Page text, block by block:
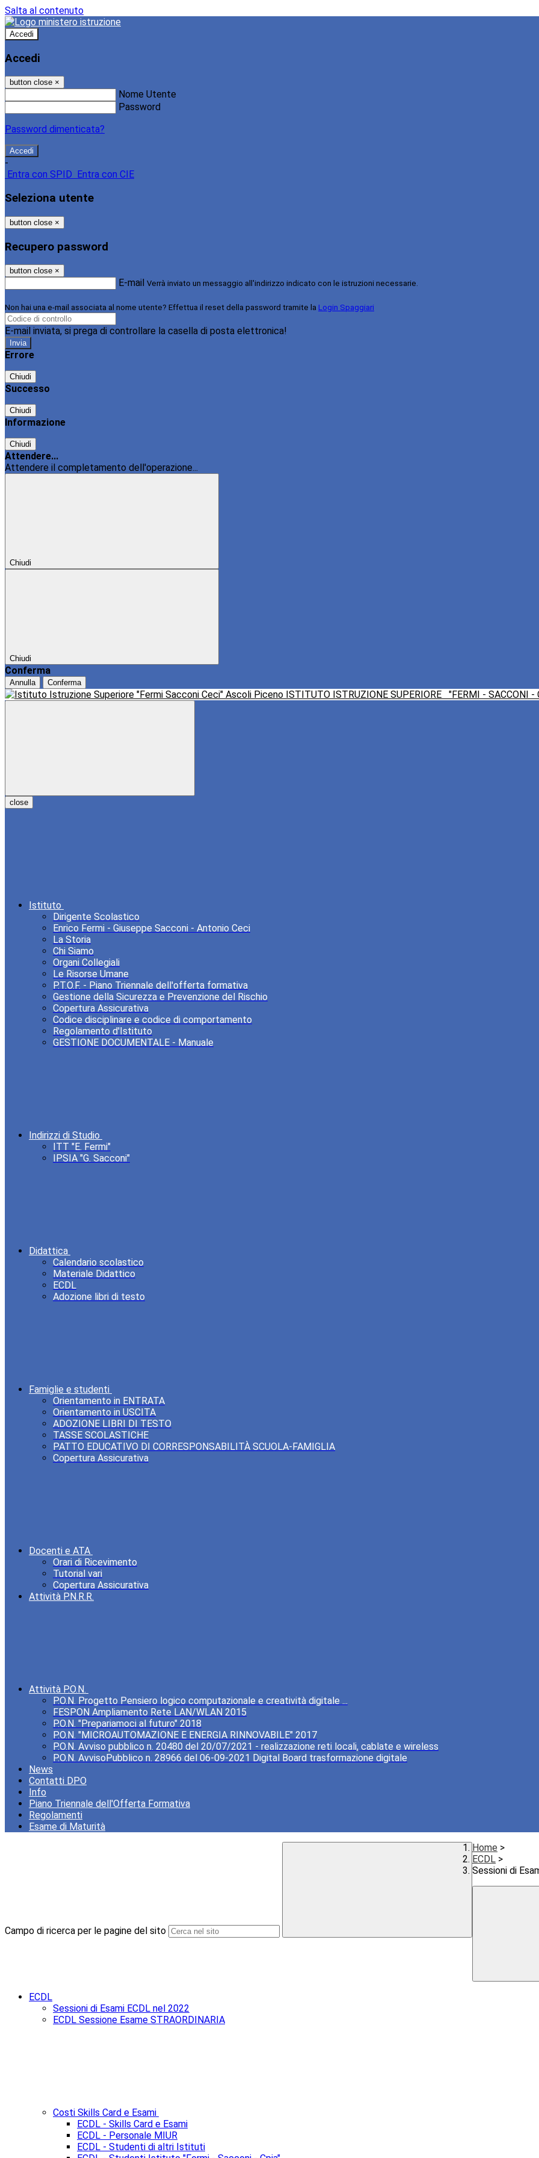
Salta al contenuto
Accedi
Accedi
button close ×
Nome Utente
Password
Password dimenticata?
-
Entra con SPID
Entra con CIE
Seleziona utente
button close ×
Recupero password
button close ×
E-mail Verrà inviato un messaggio all'indirizzo indicato con le istruzioni necessarie.
Non hai una e-mail associata al nome utente? Effettua il reset della password tramite la Login Spaggiari
E-mail inviata, si prega di controllare la casella di posta elettronica!
Errore
Chiudi
Successo
Chiudi
Informazione
Chiudi
Attendere...
Attendere il completamento dell'operazione...
Chiudi
Chiudi
Conferma
Annulla Conferma
ISTITUTO ISTRUZIONE SUPERIORE "FERMI - SACCONI -
close
Istituto
Dirigente Scolastico
Enrico Fermi - Giuseppe Sacconi - Antonio Ceci
La Storia
Chi Siamo
Organi Collegiali
Le Risorse Umane
P.T.O.F. - Piano Triennale dell'offerta formativa
Gestione della Sicurezza e Prevenzione del Rischio
Copertura Assicurativa
Codice disciplinare e codice di comportamento
Regolamento d'Istituto
GESTIONE DOCUMENTALE - Manuale
Indirizzi di Studio
ITT "E. Fermi"
IPSIA "G. Sacconi"
Didattica
Calendario scolastico
Materiale Didattico
ECDL
Adozione libri di testo
Famiglie e studenti
Orientamento in ENTRATA
Orientamento in USCITA
ADOZIONE LIBRI DI TESTO
TASSE SCOLASTICHE
PATTO EDUCATIVO DI CORRESPONSABILITÀ SCUOLA-FAMIGLIA
Copertura Assicurativa
Docenti e ATA
Orari di Ricevimento
Tutorial vari
Copertura Assicurativa
Attività P.N.R.R.
Attività P.O.N.
P.O.N. Progetto Pensiero logico computazionale e creatività digitale ...
FESPON Ampliamento Rete LAN/WLAN 2015
P.O.N. "Prepariamoci al futuro" 2018
P.O.N. "MICROAUTOMAZIONE E ENERGIA RINNOVABILE" 2017
P.O.N. Avviso pubblico n. 20480 del 20/07/2021 - realizzazione reti locali, cablate e wireless
P.O.N. AvvisoPubblico n. 28966 del 06-09-2021 Digital Board trasformazione digitale
News
Contatti DPO
Info
Piano Triennale dell'Offerta Formativa
Regolamenti
Esame di Maturità
Campo di ricerca per le pagine del sito
Home >
ECDL >
Sessioni di
ECDL
Sessioni di Esami ECDL nel 2022
ECDL Sessione Esame STRAORDINARIA
Costi Skills Card e Esami
ECDL - Skills Card e Esami
ECDL - Personale MIUR
ECDL - Studenti di altri Istituti